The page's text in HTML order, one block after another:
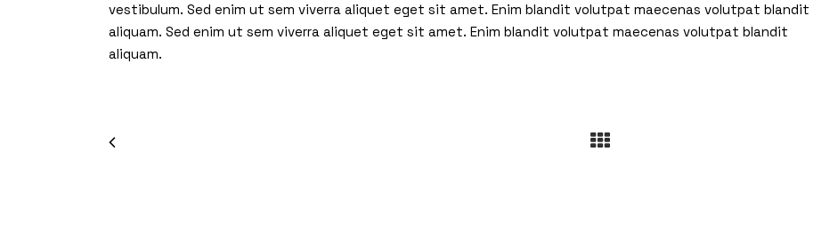
vestibulum. Sed enim ut sem viverra aliquet eget sit amet. Enim blandit volutpat maecenas volutpat blandit
aliquam. Sed enim ut sem viverra aliquet eget sit amet. Enim blandit volutpat maecenas volutpat blandit
aliquam.